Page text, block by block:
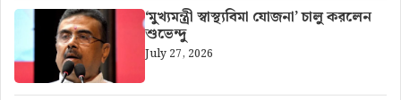
‘মুখ্যমন্ত্রী স্বাস্থ্যবিমা যোজনা’ চালু করলেন
শুভেন্দু
July 27, 2026